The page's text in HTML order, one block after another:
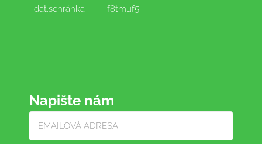
dat.schránka f8tmuf5
Napište nám